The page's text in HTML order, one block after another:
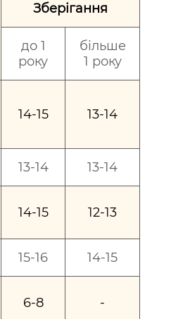
Зберігання
до 1
року
більше
1 року
14-15 13-14
13-14 13-14
14-15 12-13
15-16 14-15
6-8 -